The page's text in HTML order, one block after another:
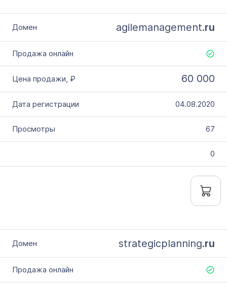
agilemanagement.ru
60 000
04.08.2020
67
0
strategicplanning.ru